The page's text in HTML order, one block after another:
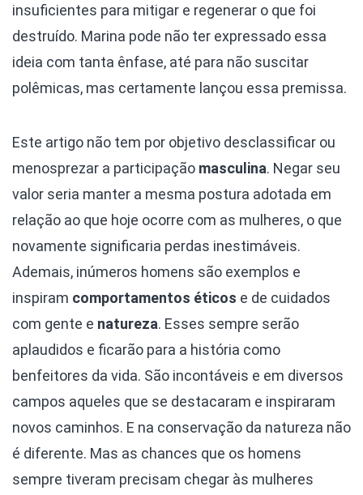
insuficientes para mitigar e regenerar o que foi
destruído. Marina pode não ter expressado essa
ideia com tanta ênfase, até para não suscitar
polêmicas, mas certamente lançou essa premissa.
Este artigo não tem por objetivo desclassificar ou
menosprezar a participação masculina. Negar seu
valor seria manter a mesma postura adotada em
relação ao que hoje ocorre com as mulheres, o que
novamente significaria perdas inestimáveis.
Ademais, inúmeros homens são exemplos e
inspiram comportamentos éticos e de cuidados
com gente e natureza. Esses sempre serão
aplaudidos e ficarão para a história como
benfeitores da vida. São incontáveis e em diversos
campos aqueles que se destacaram e inspiraram
novos caminhos. E na conservação da natureza não
é diferente. Mas as chances que os homens
sempre tiveram precisam chegar às mulheres